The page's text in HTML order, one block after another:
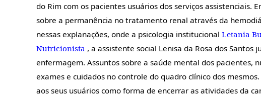
do Rim com os pacientes usuários dos serviços assistenciais.
sobre a permanência no tratamento renal através da
nessas explanações, onde a psicologia institucional Letania
Nutricionista , a assistente social Lenisa da Rosa dos
enfermagem. Assuntos sobre a saúde mental dos pacientes,
exames e cuidados no controle do quadro clínico dos
aos seus usuários como forma de encerrar as atividades da